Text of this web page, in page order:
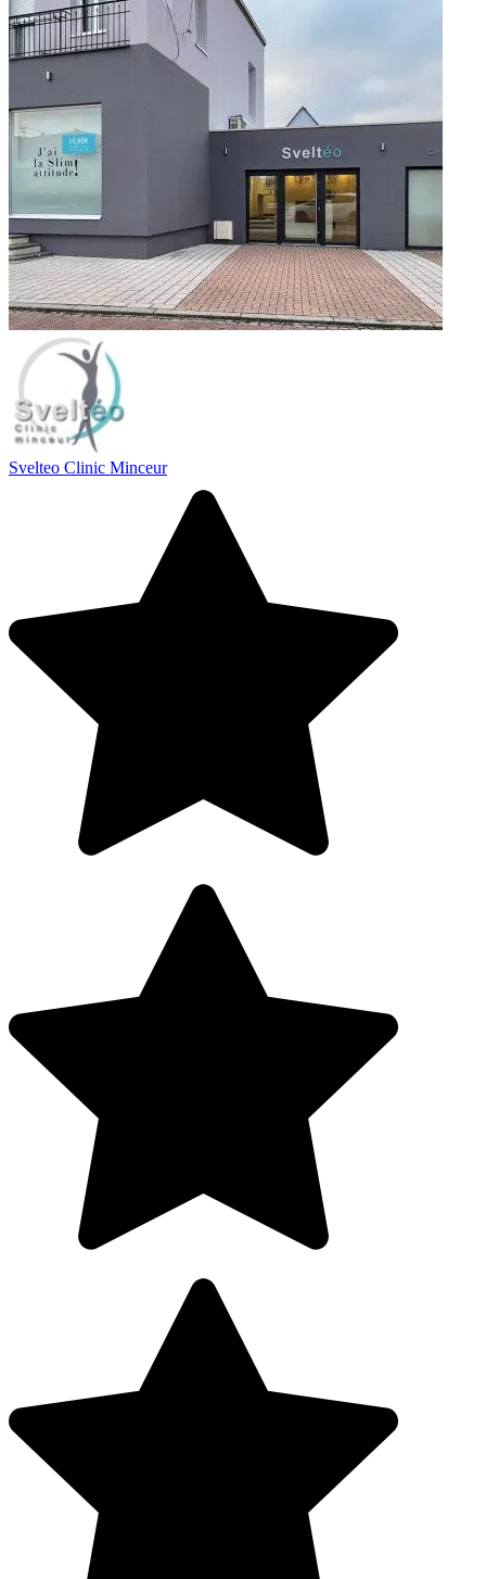
Svelteo Clinic Minceur